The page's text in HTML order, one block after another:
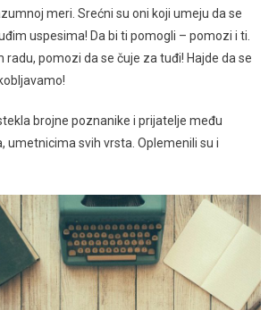
meri. Srećni su oni koji umeju da se
uspesima! Da bi ti pomogli – pomozi i ti.
radu, pomozi da se čuje za tuđi! Hajde da se
brojne poznanike i prijatelje među
umetnicima svih vrsta. Oplemenili su i